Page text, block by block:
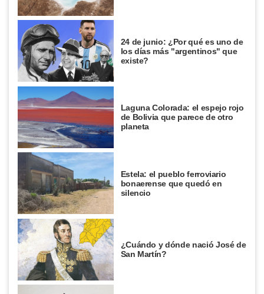
24 de junio: ¿Por qué es uno de
los días más "argentinos" que
existe?
Laguna Colorada: el espejo rojo
de Bolivia que parece de otro
planeta
Estela: el pueblo ferroviario
bonaerense que quedó en
silencio
¿Cuándo y dónde nació José de
San Martín?